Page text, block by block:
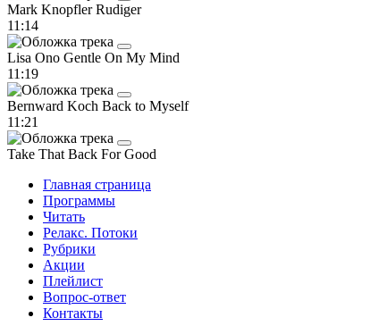
Mark KnopflerRudiger
11:14
Lisa Ono Gentle On My Mind
11:19
Bernward Koch Back to Myself
11:21
Take That Back For Good
Главная страница
Программы
Читать
Релакс. Потоки
Рубрики
Акции
Плейлист
Вопрос-ответ
Контакты